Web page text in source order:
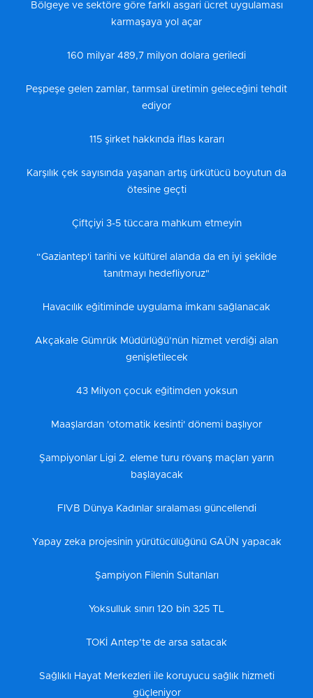
Bölgeye ve sektöre göre farklı asgari ücret uygulaması
karmaşaya yol açar
160 milyar 489,7 milyon dolara geriledi
Peşpeşe gelen zamlar, tarımsal üretimin geleceğini tehdit
ediyor
115 şirket hakkında iflas kararı
Karşılık çek sayısında yaşanan artış ürkütücü boyutun da
ötesine geçti
Çiftçiyi 3-5 tüccara mahkum etmeyin
“Gaziantep'i tarihi ve kültürel alanda da en iyi şekilde
tanıtmayı hedefliyoruz"
Havacılık eğitiminde uygulama imkanı sağlanacak
Akçakale Gümrük Müdürlüğü’nün hizmet verdiği alan
genişletilecek
43 Milyon çocuk eğitimden yoksun
Maaşlardan 'otomatik kesinti' dönemi başlıyor
Şampiyonlar Ligi 2. eleme turu rövanş maçları yarın
başlayacak
FIVB Dünya Kadınlar sıralaması güncellendi
Yapay zeka projesinin yürütücülüğünü GAÜN yapacak
Şampiyon Filenin Sultanları
Yoksulluk sınırı 120 bin 325 TL
TOKİ Antep’te de arsa satacak
Sağlıklı Hayat Merkezleri ile koruyucu sağlık hizmeti
güçleniyor